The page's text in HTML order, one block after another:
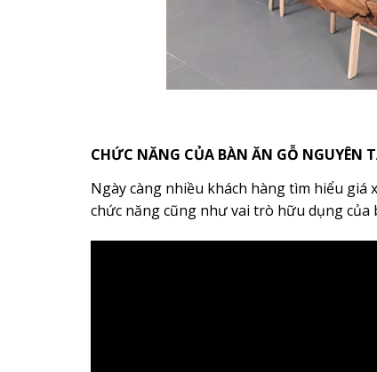
CHỨC NĂNG CỦA BÀN ĂN GỖ NGUYÊN
Ngày càng nhiều khách hàng tìm hiểu
chức năng cũng như vai trò hữu dụng của